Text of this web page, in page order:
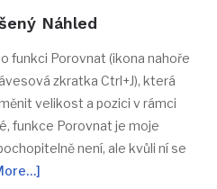
Náhled
funkci Porovnat (ikona nahoře
zkratka Ctrl+J), která
velikost a pozici v rámci
funkce Porovnat je moje
není, ale kvůli ní se